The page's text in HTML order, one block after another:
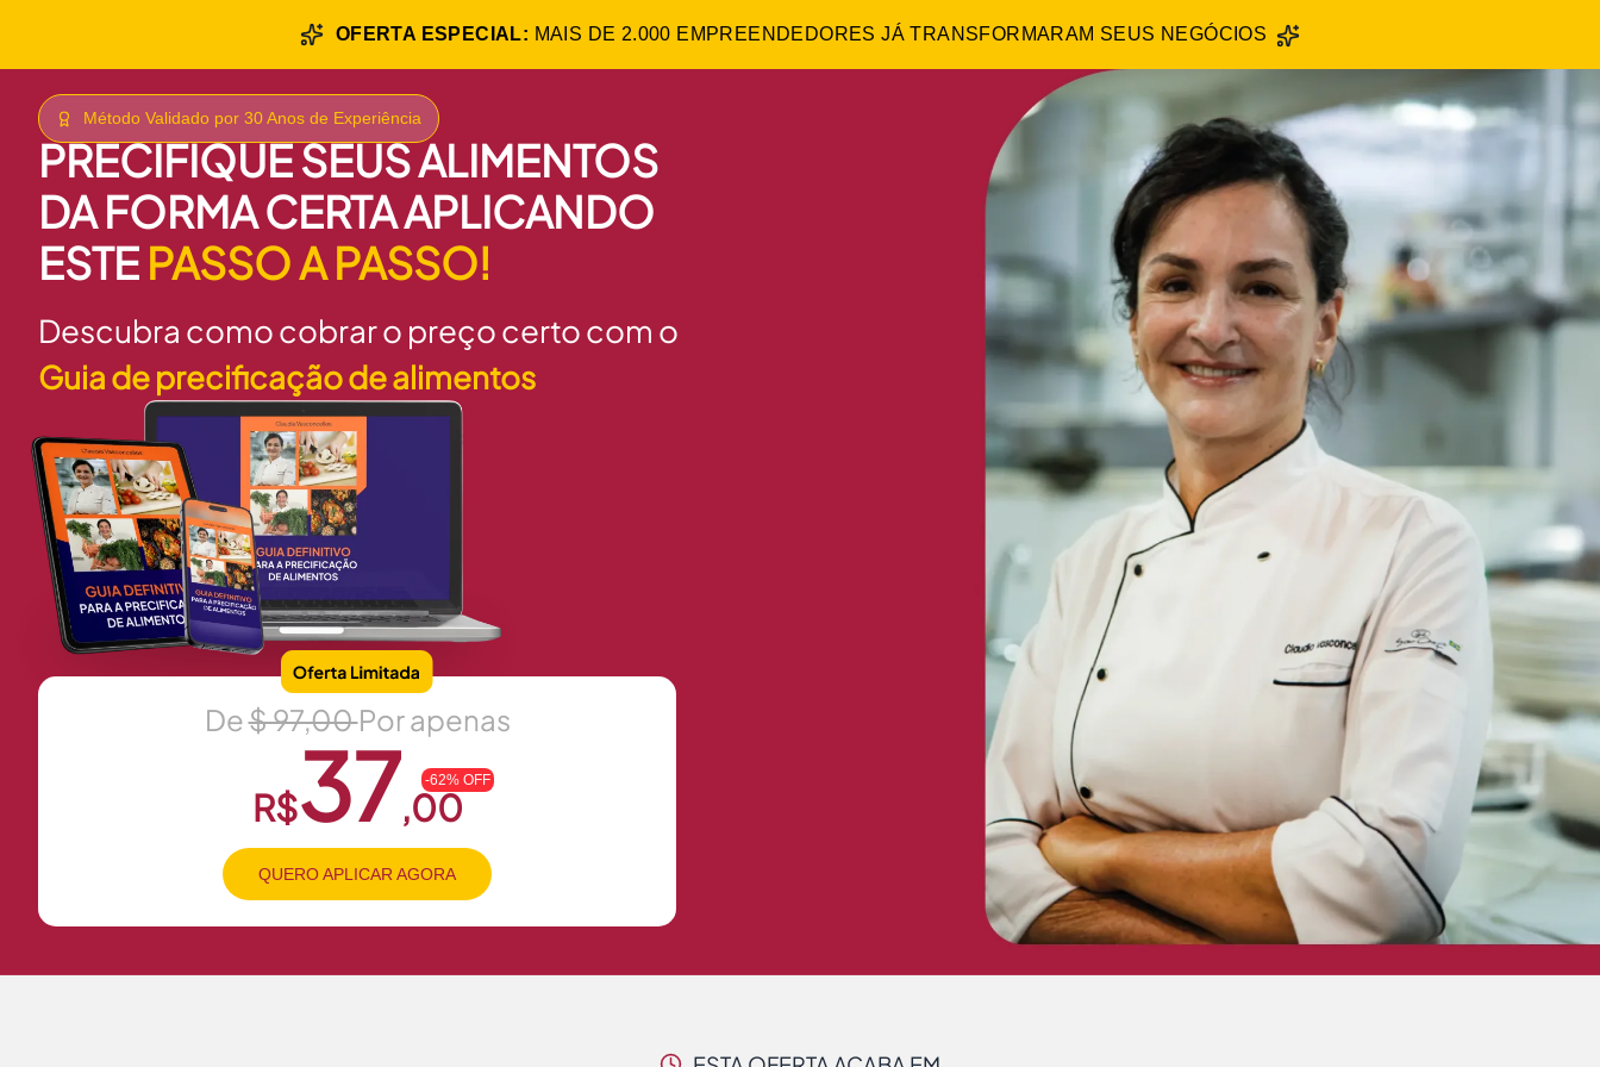
OFERTA ESPECIAL: MAIS DE 2.000 EMPREENDEDORES JÁ TRANSFORMARAM SEUS NEGÓCIOS
Método Validado por 30 Anos de Experiência
PRECIFIQUE SEUS ALIMENTOS
DA FORMA CERTA APLICANDO
ESTE PASSO A PASSO!
Descubra como cobrar o preço certo com o
Guia de precificação de alimentos
De$ 97,00Por apenas
R$37,00
QUERO APLICAR AGORA
-62% OFF